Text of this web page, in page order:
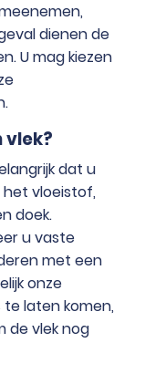
dienen de
U mag kiezen
vlek?
dat u
het vloeistof,
doek.
u vaste
met een
onze
laten komen,
de vlek nog